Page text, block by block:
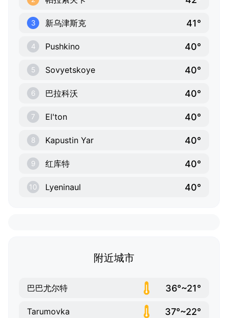
3 新乌津斯克 41°
4 Pushkino 40°
5 Sovyetskoye 40°
6 巴拉科沃 40°
7 El'ton 40°
8 Kapustin Yar 40°
9 红库特 40°
10 Lyeninaul 40°
附近城市
巴巴尤尔特 36°~21°
Tarumovka 37°~22°